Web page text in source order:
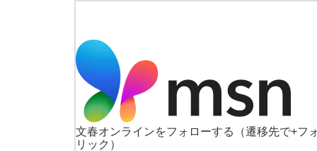
文春オンラインをフォローする
（遷移先で+フ
リック）